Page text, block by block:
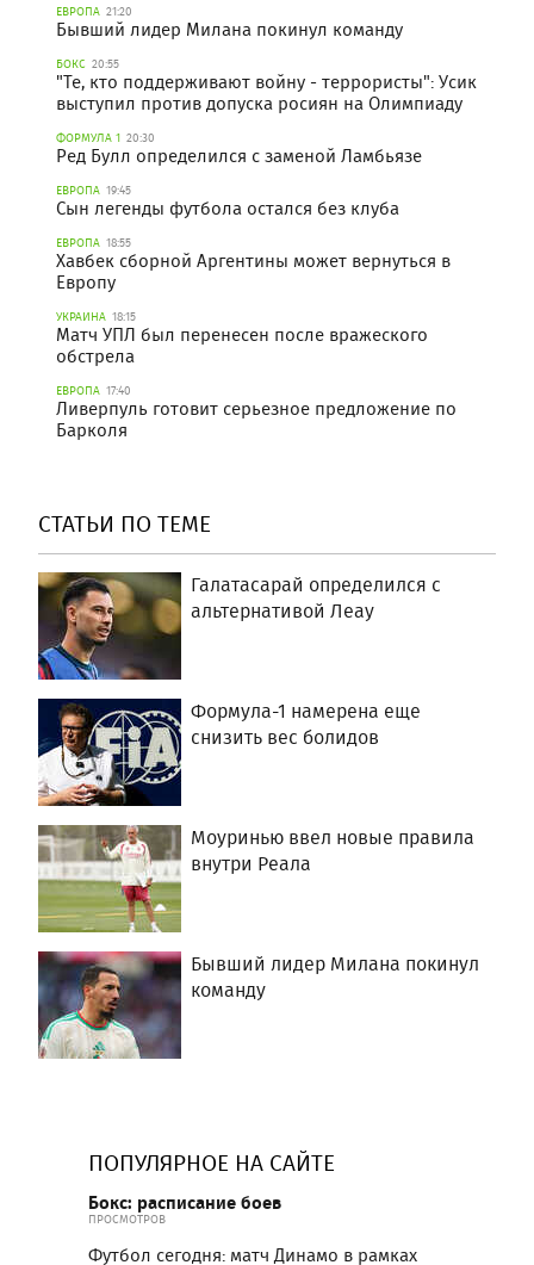
ЕВРОПА 21:20
Бывший лидер Милана покинул команду
БОКС 20:55
"Те, кто поддерживают войну - террористы": Усик
выступил против допуска росиян на Олимпиаду
ФОРМУЛА 1 20:30
Ред Булл определился с заменой Ламбьязе
ЕВРОПА 19:45
Сын легенды футбола остался без клуба
ЕВРОПА 18:55
Хавбек сборной Аргентины может вернуться в
Европу
УКРАИНА 18:15
Матч УПЛ был перенесен после вражеского
обстрела
ЕВРОПА 17:40
Ливерпуль готовит серьезное предложение по
Барколя
СТАТЬИ ПО ТЕМЕ
Галатасарай определился с
альтернативой Леау
Формула-1 намерена еще
снизить вес болидов
Моуринью ввел новые правила
внутри Реала
Бывший лидер Милана покинул
команду
ПОПУЛЯРНОЕ НА САЙТЕ
Бокс: расписание боев
ПРОСМОТРОВ
Футбол сегодня: матч Динамо в рамках